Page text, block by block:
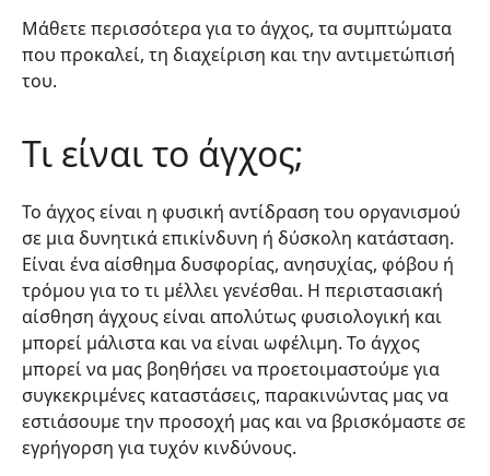
Μάθετε περισσότερα για το άγχος, τα συμπτώματα
που προκαλεί, τη διαχείριση και την αντιμετώπισή
του.
Τι είναι το άγχος;
Το άγχος είναι η φυσική αντίδραση του οργανισμού
σε μια δυνητικά επικίνδυνη ή δύσκολη κατάσταση.
Είναι ένα αίσθημα δυσφορίας, ανησυχίας, φόβου ή
τρόμου για το τι μέλλει γενέσθαι. Η περιστασιακή
αίσθηση άγχους είναι απολύτως φυσιολογική και
μπορεί μάλιστα και να είναι ωφέλιμη. Το άγχος
μπορεί να μας βοηθήσει να προετοιμαστούμε για
συγκεκριμένες καταστάσεις, παρακινώντας μας να
εστιάσουμε την προσοχή μας και να βρισκόμαστε σε
εγρήγορση για τυχόν κινδύνους.